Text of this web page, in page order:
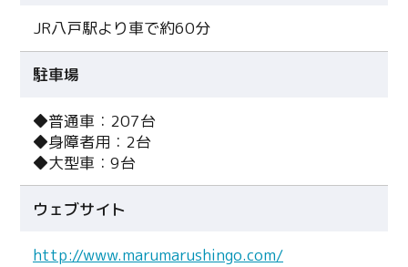
JR八戸駅より車で約60分
駐車場
◆普通車：207台
◆身障者用：2台
◆大型車：9台
ウェブサイト
http://www.marumarushingo.com/